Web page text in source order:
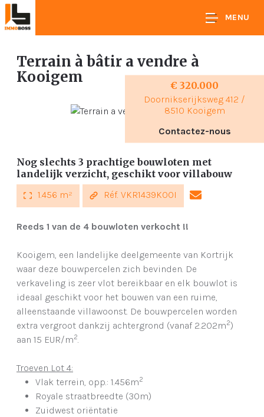
MENU
Terrain à bâtir a vendre à
Kooigem
€ 320.000
Doornikserijksweg 412 /
8510 Kooigem
Contactez-nous
Nog slechts 3 prachtige bouwloten met
landelijk verzicht, geschikt voor villabouw
1.456 m² Réf. VKR1439KOOI
Reeds 1 van de 4 bouwloten verkocht !!
Kooigem, een landelijke deelgemeente van Kortrijk
waar deze bouwpercelen zich bevinden. De
verkaveling is zeer vlot bereikbaar en elk bouwlot is
ideaal geschikt voor het bouwen van een ruime,
alleenstaande villawoonst. De bouwpercelen worden
extra vergroot dankzij achtergrond (vanaf 2.202m2)
aan 15 EUR/m2.
Troeven Lot 4:
Vlak terrein, opp.: 1.456m2
Royale straatbreedte (30m)
Zuidwest oriëntatie